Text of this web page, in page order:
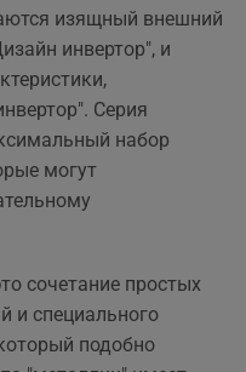
изящный внешний
инвертор", и
Серия
набор
могут
сочетание простых
и специального
подобно